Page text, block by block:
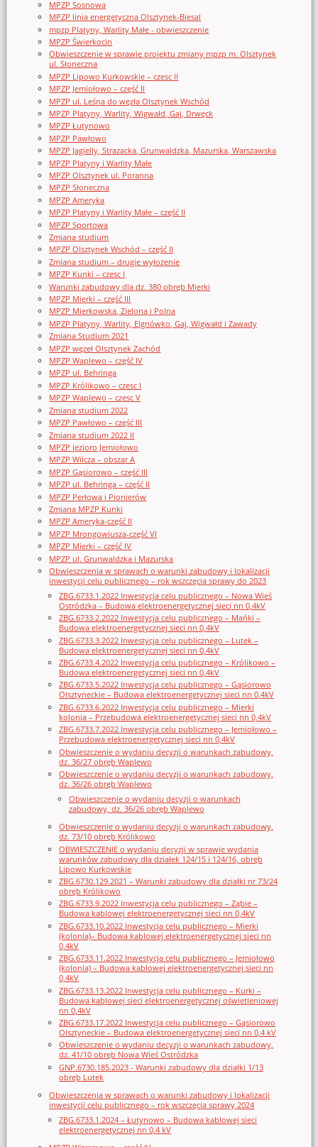
MPZP Sosnowa
MPZP linia energetyczna Olsztynek-Biesal
mpzp Platyny, Warlity Małe - obwieszczenie
MPZP Świerkocin
Obwieszczenie w sprawie projektu zmiany mpzp m. Olsztynek
ul. Słoneczna
MPZP Lipowo Kurkowskie – czesc II
MPZP Jemiołowo – część II
MPZP ul. Leśna do węzła Olsztynek Wschód
MPZP Platyny, Warlity, Wigwałd, Gaj, Drwęck
MPZP Łutynowo
MPZP Pawłowo
MPZP Jagielly, Strazacka, Grunwaldzka, Mazurska, Warszawska
MPZP Platyny i Warlity Małe
MPZP Olsztynek ul. Poranna
MPZP Słoneczna
MPZP Ameryka
MPZP Platyny i Warlity Małe – część II
MPZP Sportowa
Zmiana studium
MPZP Olsztynek Wschód – część II
Zmiana studium – drugie wyłożenie
MPZP Kunki – czesc I
Warunki zabudowy dla dz. 380 obręb Mierki
MPZP Mierki – część III
MPZP Mierkowska, Zielona i Polna
MPZP Platyny, Warlity, Elgnówko, Gaj, Wigwałd i Zawady
Zmiana Studium 2021
MPZP węzeł Olsztynek Zachód
MPZP Waplewo – część IV
MPZP ul. Behringa
MPZP Królikowo – czesc I
MPZP Waplewo – czesc V
Zmiana studium 2022
MPZP Pawłowo – część III
Zmiana studium 2022 II
MPZP jezioro Jemiołowo
MPZP Wilcza – obszar A
MPZP Gąsiorowo – część III
MPZP ul. Behringa – część II
MPZP Perłowa i Pionierów
Zmiana MPZP Kunki
MPZP Ameryka-część II
MPZP Mrongowiusza-część VI
MPZP Mierki – część IV
MPZP ul. Grunwaldzka i Mazurska
Obwieszczenia w sprawach o warunki zabudowy i lokalizacji
inwestycji celu publicznego – rok wszczęcia sprawy do 2023
ZBG.6733.1.2022 Inwestycja celu publicznego – Nowa Wieś
Ostródzka – Budowa elektroenergetycznej sieci nn 0,4kV
ZBG.6733.2.2022 Inwestycja celu publicznego – Mańki –
Budowa elektroenergetycznej sieci nn 0,4kV
ZBG.6733.3.2022 Inwestycja celu publicznego – Lutek –
Budowa elektroenergetycznej sieci nn 0,4kV
ZBG.6733.4.2022 Inwestycja celu publicznego – Królikowo –
Budowa elektroenergetycznej sieci nn 0,4kV
ZBG.6733.5.2022 Inwestycja celu publicznego – Gąsiorowo
Olsztyneckie – Budowa elektroenergetycznej sieci nn 0,4kV
ZBG.6733.6.2022 Inwestycja celu publicznego – Mierki
kolonia – Przebudowa elektroenergetycznej sieci nn 0,4kV
ZBG.6733.7.2022 Inwestycja celu publicznego – Jemiołowo –
Przebudowa elektroenergetycznej sieci nn 0,4kV
Obwieszczenie o wydaniu decyzji o warunkach zabudowy,
dz. 36/27 obręb Waplewo
Obwieszczenie o wydaniu decyzji o warunkach zabudowy,
dz. 36/26 obręb Waplewo
Obwieszczenie o wydaniu decyzji o warunkach
zabudowy, dz. 36/26 obręb Waplewo
Obwieszczenie o wydaniu decyzji o warunkach zabudowy,
dz. 73/10 obręb Królikowo
OBWIESZCZENIE o wydaniu decyzji w sprawie wydania
warunków zabudowy dla działek 124/15 i 124/16, obręb
Lipowo Kurkowskie
ZBG.6730.129.2021 – Warunki zabudowy dla działki nr 73/24
obręb Królikowo
ZBG.6733.9.2022 Inwestycja celu publicznego – Ząbie –
Budowa kablowej elektroenergetycznej sieci nn 0,4kV
ZBG.6733.10.2022 Inwestycja celu publicznego – Mierki
(kolonia)– Budowa kablowej elektroenergetycznej sieci nn
0,4kV
ZBG.6733.11.2022 Inwestycja celu publicznego – Jemiołowo
(kolonia) – Budowa kablowej elektroenergetycznej sieci nn
0,4kV
ZBG.6733.13.2022 Inwestycja celu publicznego – Kurki –
Budowa kablowej sieci elektroenergetycznej oświetleniowej
nn 0,4kV
ZBG.6733.17.2022 Inwestycja celu publicznego – Gąsiorowo
Olsztyneckie – Budowa elektroenergetycznej sieci nn 0,4 kV
Obwieszczenie o wydaniu decyzji o warunkach zabudowy,
dz. 41/10 obręb Nowa Wieś Ostródzka
GNP.6730.185.2023 - Warunki zabudowy dla działki 1/13
obręb Lutek
Obwieszczenia w sprawach o warunki zabudowy i lokalizacji
inwestycji celu publicznego – rok wszczęcia sprawy 2024
ZBG.6733.1.2024 – Łutynowo – Budowa kablowej sieci
elektroenergetycznej nn 0,4 kV